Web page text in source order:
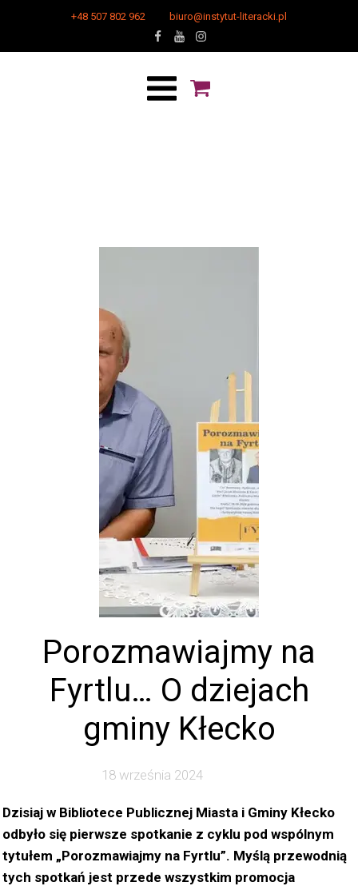
+48 507 802 962 biuro@instytut-literacki.pl
Porozmawiajmy na
Fyrtlu… O dziejach
gminy Kłecko
18 września 2024
Dzisiaj w Bibliotece Publicznej Miasta i Gminy Kłecko
odbyło się pierwsze spotkanie z cyklu pod wspólnym
tytułem „Porozmawiajmy na Fyrtlu”. Myślą przewodnią
tych spotkań jest przede wszystkim promocja